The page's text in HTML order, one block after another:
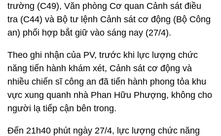
trường (C49), Văn phòng Cơ quan Cảnh sát điều
tra (C44) và Bộ tư lệnh Cảnh sát cơ động (Bộ Công
an) phối hợp bắt giữ vào sáng nay (27/4).
Theo ghi nhận của PV, trước khi lực lượng chức
năng tiến hành khám xét, Cảnh sát cơ động và
nhiều chiến sĩ công an đã tiến hành phong tỏa khu
vực xung quanh nhà Phan Hữu Phượng, không cho
người lạ tiếp cận bên trong.
Đến 21h40 phút ngày 27/4, lực lượng chức năng